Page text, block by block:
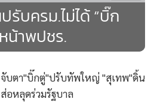
มืองในกลุ่มสามมิตร ซึ่งปัจจุบันกลุ่ม
พสุทิน รัฐมนตรีว่าการกระทรวง
บครม.ไม่ได้ “บิ๊ก
น้าพปชร.
จับตา"บิ๊กตู่"ปรับทัพใหญ่ "สุเทพ"ดิ้น
ส่อหลุดร่วมรัฐบาล